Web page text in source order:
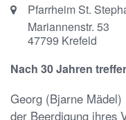
Ort: Pfarrheim St.
Mariannenstr. 53
47799 Krefeld
Nach 30 Jahren
Georg (Bjarne
der Beerdigung ihres